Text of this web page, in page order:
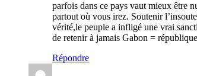
parfois dans ce pays vaut mieux être
partout où vous irez. Soutenir
vérité,le peuple a infligé une vrai
de retenir à jamais Gabon =
Répondre